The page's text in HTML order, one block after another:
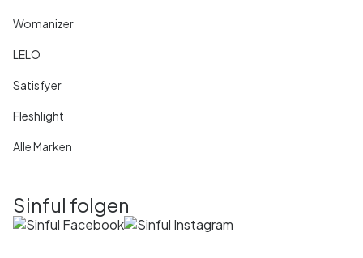
Womanizer
LELO
Satisfyer
Fleshlight
Alle Marken
Sinful folgen